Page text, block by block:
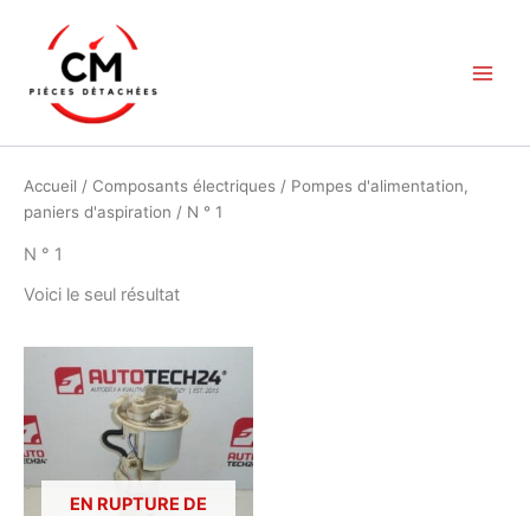
contenu
Accueil / Composants électriques / Pompes d'alimentation,
paniers d'aspiration / N ° 1
N ° 1
Voici le seul résultat
EN RUPTURE DE